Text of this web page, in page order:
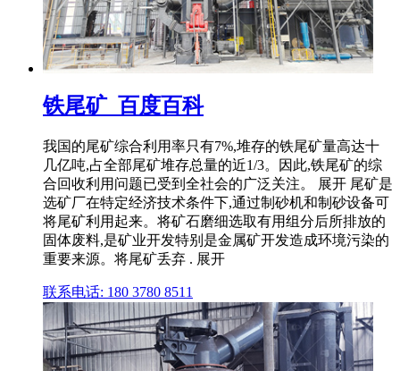
铁尾矿_百度百科
我国的尾矿综合利用率只有7%,堆存的铁尾矿量高达十
几亿吨,占全部尾矿堆存总量的近1/3。因此,铁尾矿的综
合回收利用问题已受到全社会的广泛关注。 展开 尾矿是
选矿厂在特定经济技术条件下,通过制砂机和制砂设备可
将尾矿利用起来。将矿石磨细选取有用组分后所排放的
固体废料,是矿业开发特别是金属矿开发造成环境污染的
重要来源。将尾矿丢弃 . 展开
联系电话: 180 3780 8511